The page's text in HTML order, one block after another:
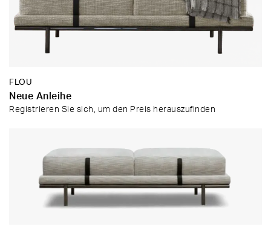
FLOU
Neue Anleihe
Registrieren Sie sich, um den Preis herauszufinden